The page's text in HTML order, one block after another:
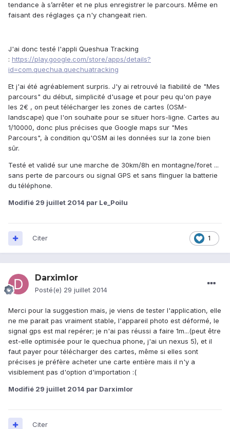
tendance à s’arrêter et ne plus enregistrer le parcours. Même en
faisant des réglages ça n'y changeait rien.
J'ai donc testé l'appli Queshua Tracking
: https://play.google.com/store/apps/details?
id=com.quechua.quechuatracking
Et j'ai été agréablement surpris. J'y ai retrouvé la fiabilité de "Mes
parcours" du début, simplicité d'usage et pour peu qu'on paye
les 2€ , on peut télécharger les zones de cartes (OSM-
landscape) que l'on souhaite pour se situer hors-ligne. Cartes au
1/10000, donc plus précises que Google maps sur "Mes
Parcours", à condition qu'OSM ai les données sur la zone bien
sûr.
Testé et validé sur une marche de 30km/8h en montagne/foret ...
sans perte de parcours ou signal GPS et sans flinguer la batterie
du téléphone.
Modifié 29 juillet 2014 par Le_Poilu
1
Citer
Darximlor
Posté(e) 29 juillet 2014
Merci pour la suggestion mais, je viens de tester l'application, elle
ne me parait pas vraiment stable, l'appareil photo est déformé, le
signal gps est mal repérer; je n'ai pas réussi a faire 1m...(peut être
est-elle optimisée pour le quechua phone, j'ai un nexus 5), et il
faut payer pour télécharger des cartes, même si elles sont
précises je préfère acheter une carte entière mais il n'y a
visiblement pas d'option d'importation :(
Modifié 29 juillet 2014 par Darximlor
Citer